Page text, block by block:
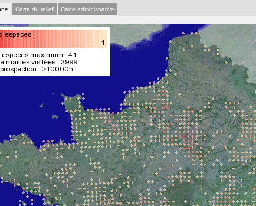
Carte du relief Carte administrative